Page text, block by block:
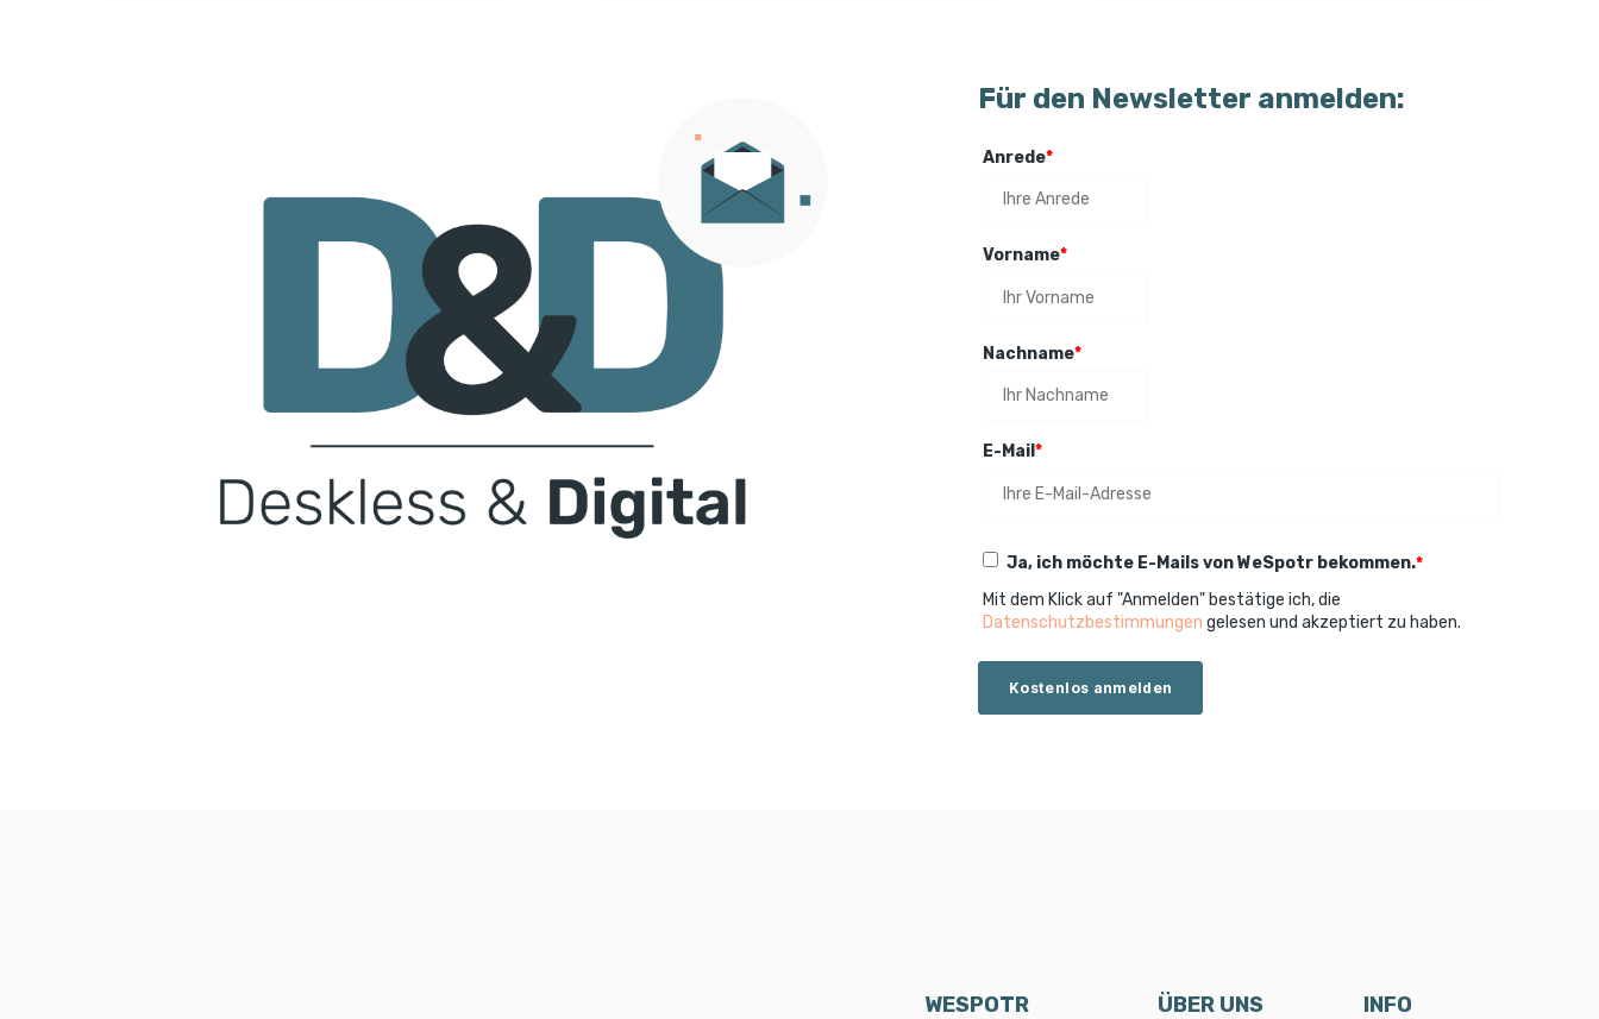
Für den Newsletter anmelden:
Anrede*
Vorname*
Nachname*
E-Mail *
Ja, ich möchte E-Mails von WeSpotr bekommen.*
Mit dem Klick auf "Anmelden" bestätige ich, die
Datenschutzbestimmungen gelesen und akzeptiert zu haben.
WESPOTR ÜBER UNS INFO